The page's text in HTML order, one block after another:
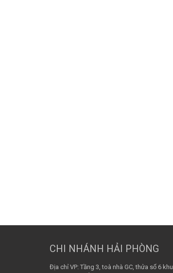
CHI NHÁNH HẢI PHÒNG
Địa chỉ VP: Tầng 3, toà nhà GC, thửa số 6 khu